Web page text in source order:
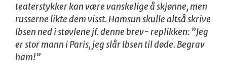
teaterstykker kan være vanskelige å skjønne, men
russerne likte dem visst. Hamsun skulle altså skrive
Ibsen ned i støvlene jf. denne brev- replikken: ”Jeg
er stor mann i Paris, jeg slår Ibsen til døde. Begrav
ham!”